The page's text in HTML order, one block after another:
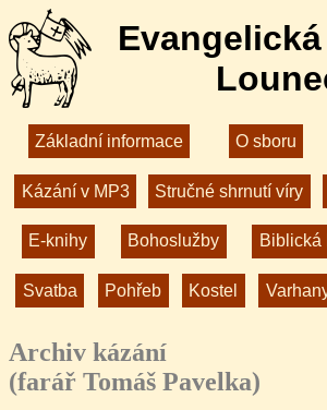
Základní informace O sboru
Kázání v MP3 Stručné shrnutí víry
E-knihy Bohoslužby Biblická
Svatba Pohřeb Kostel
Archiv kázání
(farář Tomáš Pavelka)